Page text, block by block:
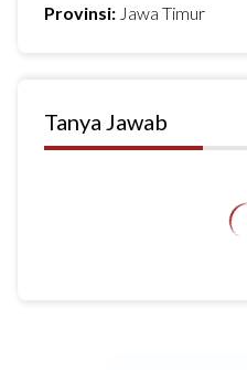
Provinsi: Jawa Timur
Tanya Jawab